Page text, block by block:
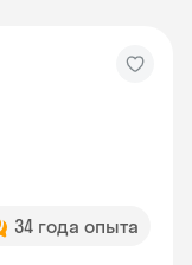
34 года опыта